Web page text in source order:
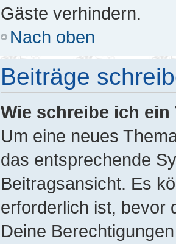
Gäste verhindern.
Nach oben
Beiträge
Wie schreibe ich ein
Um eine neues
das entsprechende
Beitragsansicht. Es
erforderlich ist, bevor
Deine